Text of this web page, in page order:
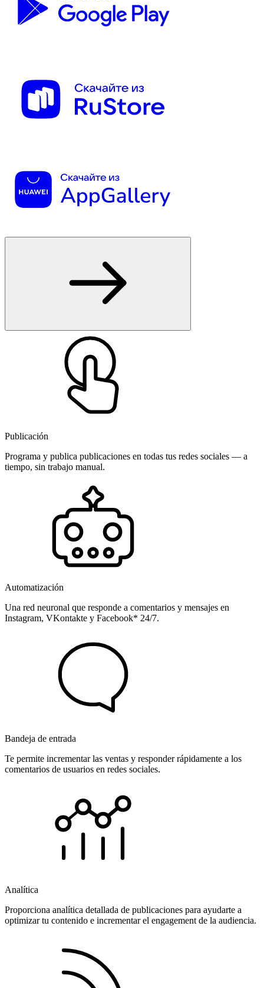
Publicación
Programa y publica publicaciones en todas tus redes sociales — a
tiempo, sin trabajo manual.
Automatización
Una red neuronal que responde a comentarios y mensajes en
Instagram, VKontakte y Facebook* 24/7.
Bandeja de entrada
Te permite incrementar las ventas y responder rápidamente a los
comentarios de usuarios en redes sociales.
Analítica
Proporciona analítica detallada de publicaciones para ayudarte a
optimizar tu contenido e incrementar el engagement de la audiencia.